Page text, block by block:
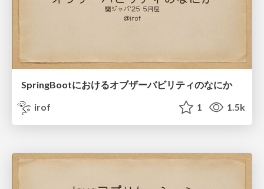
SpringBootにおけるオブザーバビリティのなにか
irof
1 1.5k